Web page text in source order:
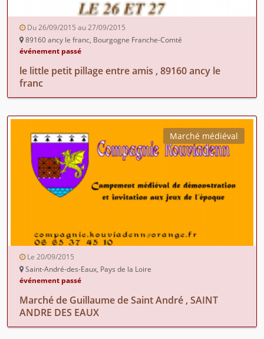
Du 26/09/2015 au 27/09/2015
89160 ancy le franc, Bourgogne Franche-Comté
événement passé
le little petit pillage entre amis , 89160 ancy le
franc
Marché médiéval
Le 20/09/2015
Saint-André-des-Eaux, Pays de la Loire
événement passé
Marché de Guillaume de Saint André , SAINT
ANDRE DES EAUX